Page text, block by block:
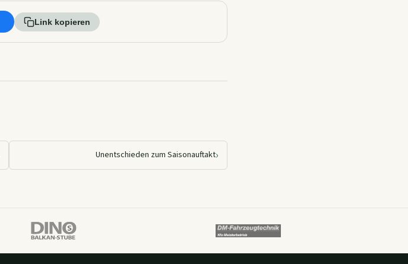
Link kopieren
Unentschieden zum Saisonauftakt›